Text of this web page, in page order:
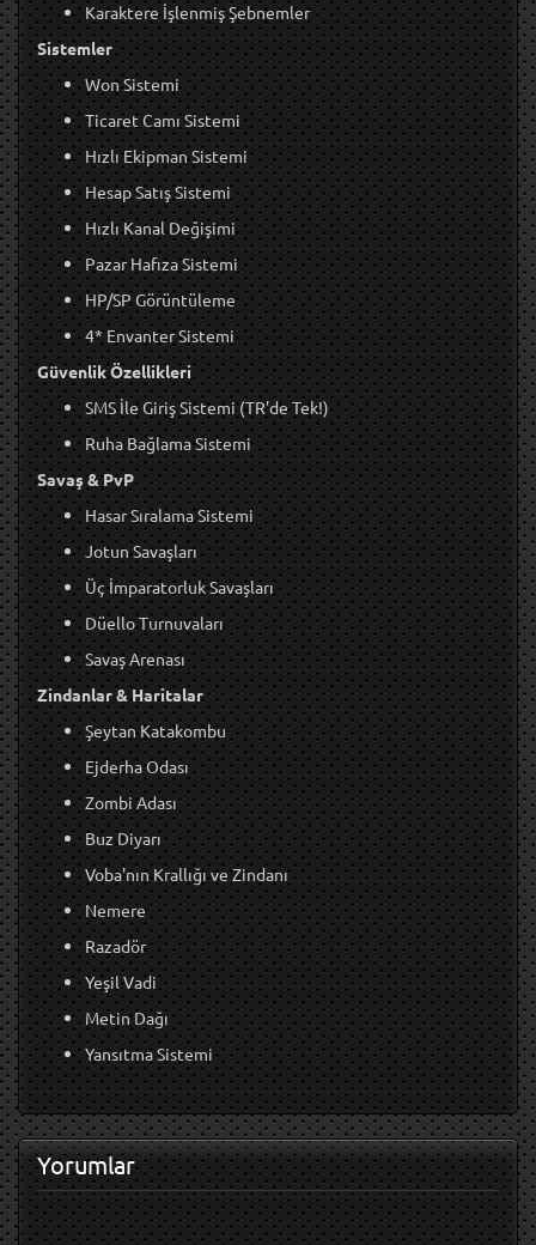
Karaktere İşlenmiş Şebnemler
Sistemler
Won Sistemi
Ticaret Camı Sistemi
Hızlı Ekipman Sistemi
Hesap Satış Sistemi
Hızlı Kanal Değişimi
Pazar Hafıza Sistemi
HP/SP Görüntüleme
4* Envanter Sistemi
Güvenlik Özellikleri
SMS İle Giriş Sistemi (TR’de Tek!)
Ruha Bağlama Sistemi
Savaş & PvP
Hasar Sıralama Sistemi
Jotun Savaşları
Üç İmparatorluk Savaşları
Düello Turnuvaları
Savaş Arenası
Zindanlar & Haritalar
Şeytan Katakombu
Ejderha Odası
Zombi Adası
Buz Diyarı
Voba'nın Krallığı ve Zindanı
Nemere
Razadör
Yeşil Vadi
Metin Dağı
Yansıtma Sistemi
Yorumlar